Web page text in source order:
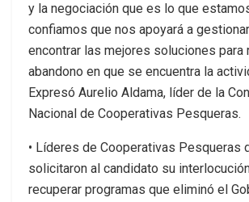
y la negociación que es lo que
confiamos que nos apoyará a
encontrar las mejores soluciones para
abandono en que se encuentra la
Expresó Aurelio Aldama, líder de la
Nacional de Cooperativas Pesqueras.
• Líderes de Cooperativas Pesqueras
solicitaron al candidato su
recuperar programas que eliminó el